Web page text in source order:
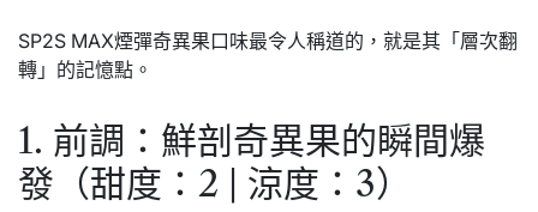
SP2S MAX煙彈奇異果口味最令人稱道的，就是其「層次翻
轉」的記憶點。
1. 前調：鮮剖奇異果的瞬間爆
發（甜度：2 | 涼度：3）